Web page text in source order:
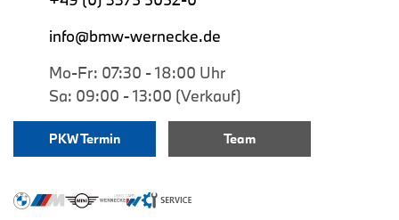
info@bmw-wernecke.de
Mo-Fr: 07:30 - 18:00 Uhr
Sa: 09:00 - 13:00 (Verkauf)
PKW Termin Team